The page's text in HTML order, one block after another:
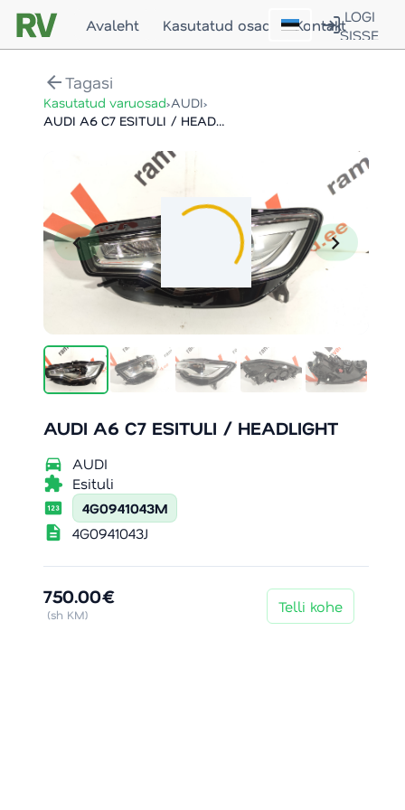
Avaleht Kasutatud osad KontaktLOGI
SISSE
arrow_backTagasi
Kasutatud varuosad›AUDI›
AUDI A6 C7 ESITULI / HEADLIGHT
chevron_left chevron_right
AUDI A6 C7 ESITULI / HEADLIGHT
directions_car AUDI
extension Esituli
pin 4G0941043M
description 4G0941043J
750.00€
(sh KM) Telli kohe